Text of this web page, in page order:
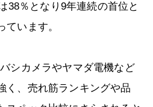
38％となり9年連続の首位と
ています。
シカメラやヤマダ電機など
く、売れ筋ランキングや品